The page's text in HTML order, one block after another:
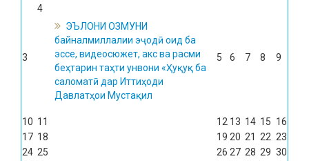
3
4
ЭЪЛОНИ ОЗМУНИ
байналмиллалии эҷодӣ оид ба
эссе, видеосюжет, акс ва расми
беҳтарин таҳти унвони «Ҳуқуқ ба
саломатӣ дар Иттиҳоди
Давлатҳои Мустақил
5 6 7 8 9
10 11 12 13 14 15 16
17 18 19 20 21 22 23
24 25 26 27 28 29 30